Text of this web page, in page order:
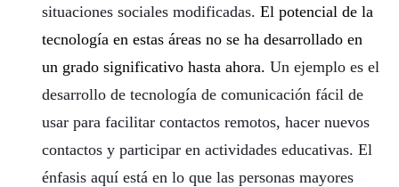
situaciones sociales modificadas. El potencial de la
tecnología en estas áreas no se ha desarrollado en
un grado significativo hasta ahora. Un ejemplo es el
desarrollo de tecnología de comunicación fácil de
usar para facilitar contactos remotos, hacer nuevos
contactos y participar en actividades educativas. El
énfasis aquí está en lo que las personas mayores